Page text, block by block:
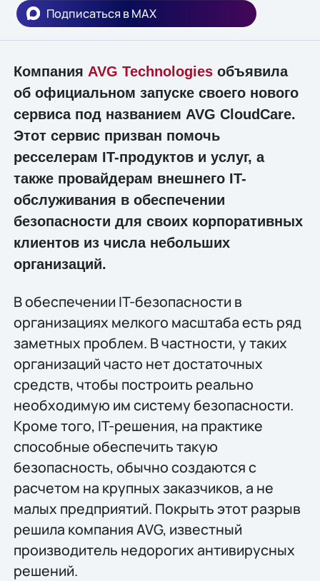
Подписаться в MAX
Компания AVG Technologiesобъявила
об официальном запуске своего нового
сервиса под названием AVG CloudCare.
Этот сервис призван помочь
ресселерам IT-продуктов и услуг, а
также провайдерам внешнего IT-
обслуживания в обеспечении
безопасности для своих корпоративных
клиентов из числа небольших
организаций.
В обеспечении IT-безопасности в
организациях мелкого масштаба есть ряд
заметных проблем. В частности, у таких
организаций часто нет достаточных
средств, чтобы построить реально
необходимую им систему безопасности.
Кроме того, IT-решения, на практике
способные обеспечить такую
безопасность, обычно создаются с
расчетом на крупных заказчиков, а не
малых предприятий. Покрыть этот разрыв
решила компания AVG, известный
производитель недорогих антивирусных
решений.